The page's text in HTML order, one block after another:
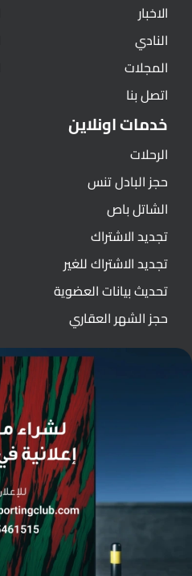
الاخبار
النادي
المجلات
اتصل بنا
خدمات اونلاين
الرحلات
حجز البادل تنس
الشاتل باص
تجديد الاشتراك
تجديد الاشتراك للغير
تحديث بيانات العضوية
حجز الشهر العقاري